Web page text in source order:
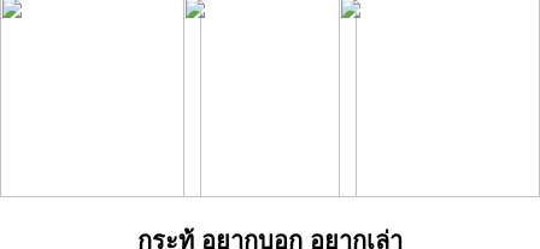
กระทู้ อยากบอก อยากเล่า